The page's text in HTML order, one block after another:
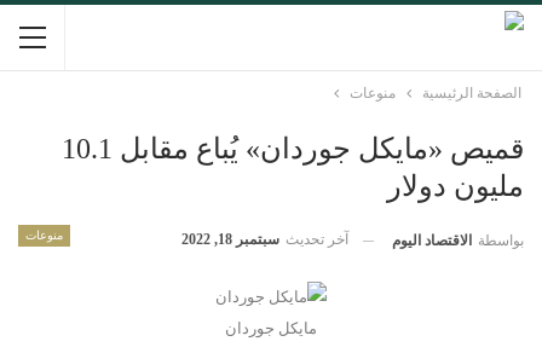
الصفحة الرئيسية منوعات
قميص «مايكل جوردان» يُباع مقابل 10.1
مليون دولار
منوعات بواسطة الاقتصاد اليوم آخر تحديث سبتمبر 18, 2022
مايكل جوردان